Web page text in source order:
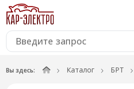
Вы здесь: Каталог БРТ